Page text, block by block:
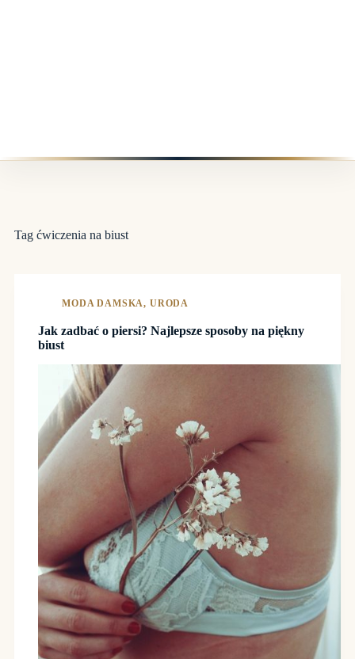
Tag ćwiczenia na biust
MODA DAMSKA, URODA
Jak zadbać o piersi? Najlepsze sposoby na piękny
biust